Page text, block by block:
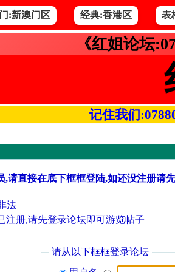
:新澳门区 经典:香港区 表
《红姐论坛
记住我们
,请直接在底下框框登陆,如还没注册请
法
注册,请先登录论坛即可游览帖子
请从以下框框登录论坛